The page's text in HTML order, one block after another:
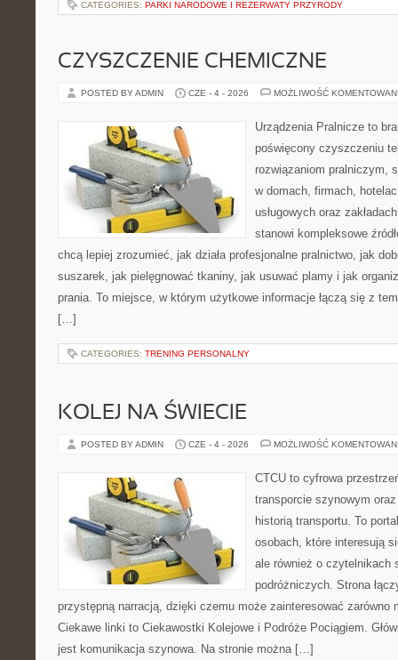
CATEGORIES: PARKI NARODOWE I REZERWATY PRZYRODY
CZYSZCZENIE CHEMICZNE
POSTED BY ADMIN CZE - 4 - 2026 MOŻLIWOŚĆ
Urządzenia Pralnicze to
poświęcony czyszczeniu
rozwiązaniom pralniczym,
w domach, firmach,
usługowych oraz
stanowi kompleksowe
chcą lepiej zrozumieć, jak działa profesjonalne pralnictwo, jak
suszarek, jak pielęgnować tkaniny, jak usuwać plamy i jak
prania. To miejsce, w którym użytkowe informacje łączą się z
[…]
CATEGORIES: TRENING PERSONALNY
KOLEJ NA ŚWIECIE
POSTED BY ADMIN CZE - 4 - 2026 MOŻLIWOŚĆ
CTCU to cyfrowa
transporcie szynowym
historią transportu. To
osobach, które interesują
ale również o czytelnikach
podróżniczych. Strona
przystępną narracją, dzięki czemu może zainteresować zarówno
Ciekawe linki to Ciekawostki Kolejowe i Podróże Pociągiem.
jest komunikacja szynowa. Na stronie można […]